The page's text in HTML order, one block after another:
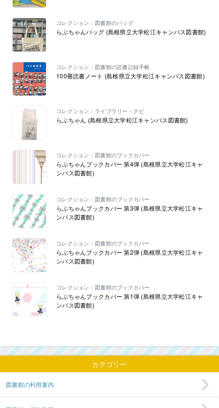
コレクション：図書館のバッグ
らぶちゃんバッグ (島根県立大学松江キャンパス図書館)
コレクション：図書館の読書記録手帳
100冊読書ノート (島根県立大学松江キャンパス図書館)
コレクション：ライブラリー・ナビ
らぶちゃん (島根県立大学松江キャンパス図書館)
コレクション：図書館のブックカバー
らぶちゃんブックカバー 第4弾 (島根県立大学松江キャ
ンパス図書館)
コレクション：図書館のブックカバー
らぶちゃんブックカバー 第3弾 (島根県立大学松江キャ
ンパス図書館)
コレクション：図書館のブックカバー
らぶちゃんブックカバー 第2弾 (島根県立大学松江キャ
ンパス図書館)
コレクション：図書館のブックカバー
らぶちゃんブックカバー 第1弾 (島根県立大学松江キャ
ンパス図書館)
カテゴリー
図書館の利用案内